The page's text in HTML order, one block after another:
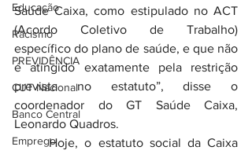
Educação
Racismo
PREVIDÊNCIA
CUT Nacional
Banco Central
Emprego
Saúde Caixa, como estipulado no ACT
(Acordo Coletivo de Trabalho)
específico do plano de saúde, e que não
é atingido exatamente pela restrição
prevista no estatuto”, disse o
coordenador do GT Saúde Caixa,
Leonardo Quadros.
	Hoje, o estatuto social da Caixa